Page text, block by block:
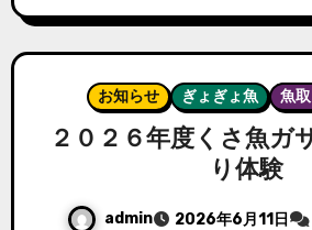
お知らせ ぎょぎょ魚 魚取
２０２６年度くさ魚ガ
り体験
admin 2026年6月11日